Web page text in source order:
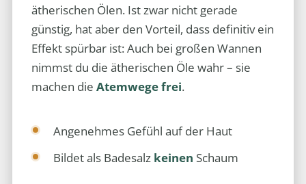
ätherischen Ölen. Ist zwar nicht gerade
günstig, hat aber den Vorteil, dass definitiv ein
Effekt spürbar ist: Auch bei großen Wannen
nimmst du die ätherischen Öle wahr – sie
machen die Atemwege frei.
Angenehmes Gefühl auf der Haut
Bildet als Badesalz keinen Schaum